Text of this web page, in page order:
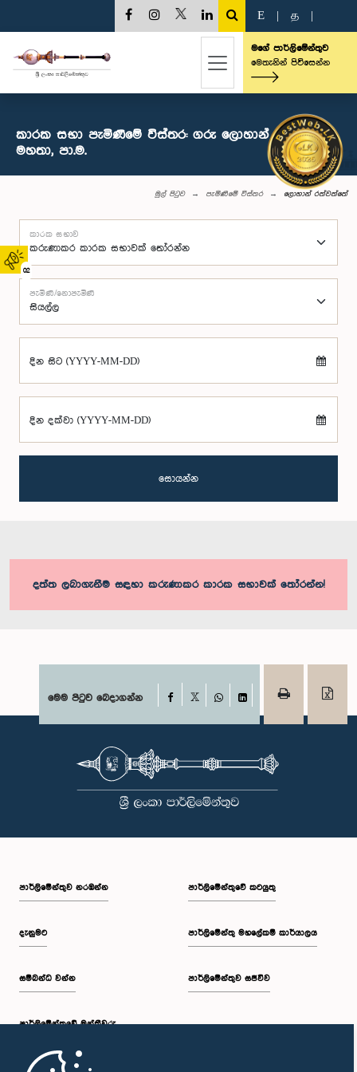
02
E த
මගේ පාර්ලිමේන්තුව
මෙතැනින් පිවිසෙන්න
කාරක සභා පැමිණීමේ විස්තර: ගරු ලොහාන් රත්වත්තේ
මහතා, පා.ම.
මුල් පිටුව පැමිණීමේ විස්තර ලොහාන් රත්වත්තේ
කාරක සභාව
පැමිණි/නොපැමිණි
දින සිට (YYYY-MM-DD)
දින දක්වා (YYYY-MM-DD)
සොයන්න
දත්ත ලබාගැනීම සඳහා කරුණාකර කාරක සභාවක් තෝරන්න!
මෙම පිටුව බෙදාගන්න Facebook
WhatsAppLinkedIn
පාර්ලි‌මේන්තුව නරඹන්න
දැනුමට
සම්බන්ධ වන්න
පාර්ලි‌මේන්තුවේ මන්ත්‍රීවරු
මුල් පිටුව
පාර්ලිමේන්තුවේ කටයුතු
පාර්ලිමේන්තු මහලේකම් කාර්යාලය
පාර්ලිමේන්තුව සජීවීව